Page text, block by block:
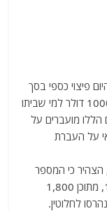
פיצוי כספי בסך
2000 דולר למשפחות שבתיהן נהרסו כליל ו -1000 דולר למי שביתו
הללו מועברים על
על העברת
הצהיר כי המספר
הכולל של יחידות דיור שנפגעו הגיע ל -16,800, מתוכן 1,800
למגורים ו -1,000 יחידות נהרסו לחלוטין.